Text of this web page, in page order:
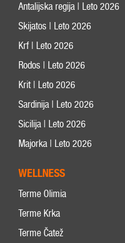
Antalijska regija | Leto 2026
Skijatos | Leto 2026
Krf | Leto 2026
Rodos | Leto 2026
Krit | Leto 2026
Sardinija | Leto 2026
Sicilija | Leto 2026
Majorka | Leto 2026
WELLNESS
Terme Olimia
Terme Krka
Terme Čatež